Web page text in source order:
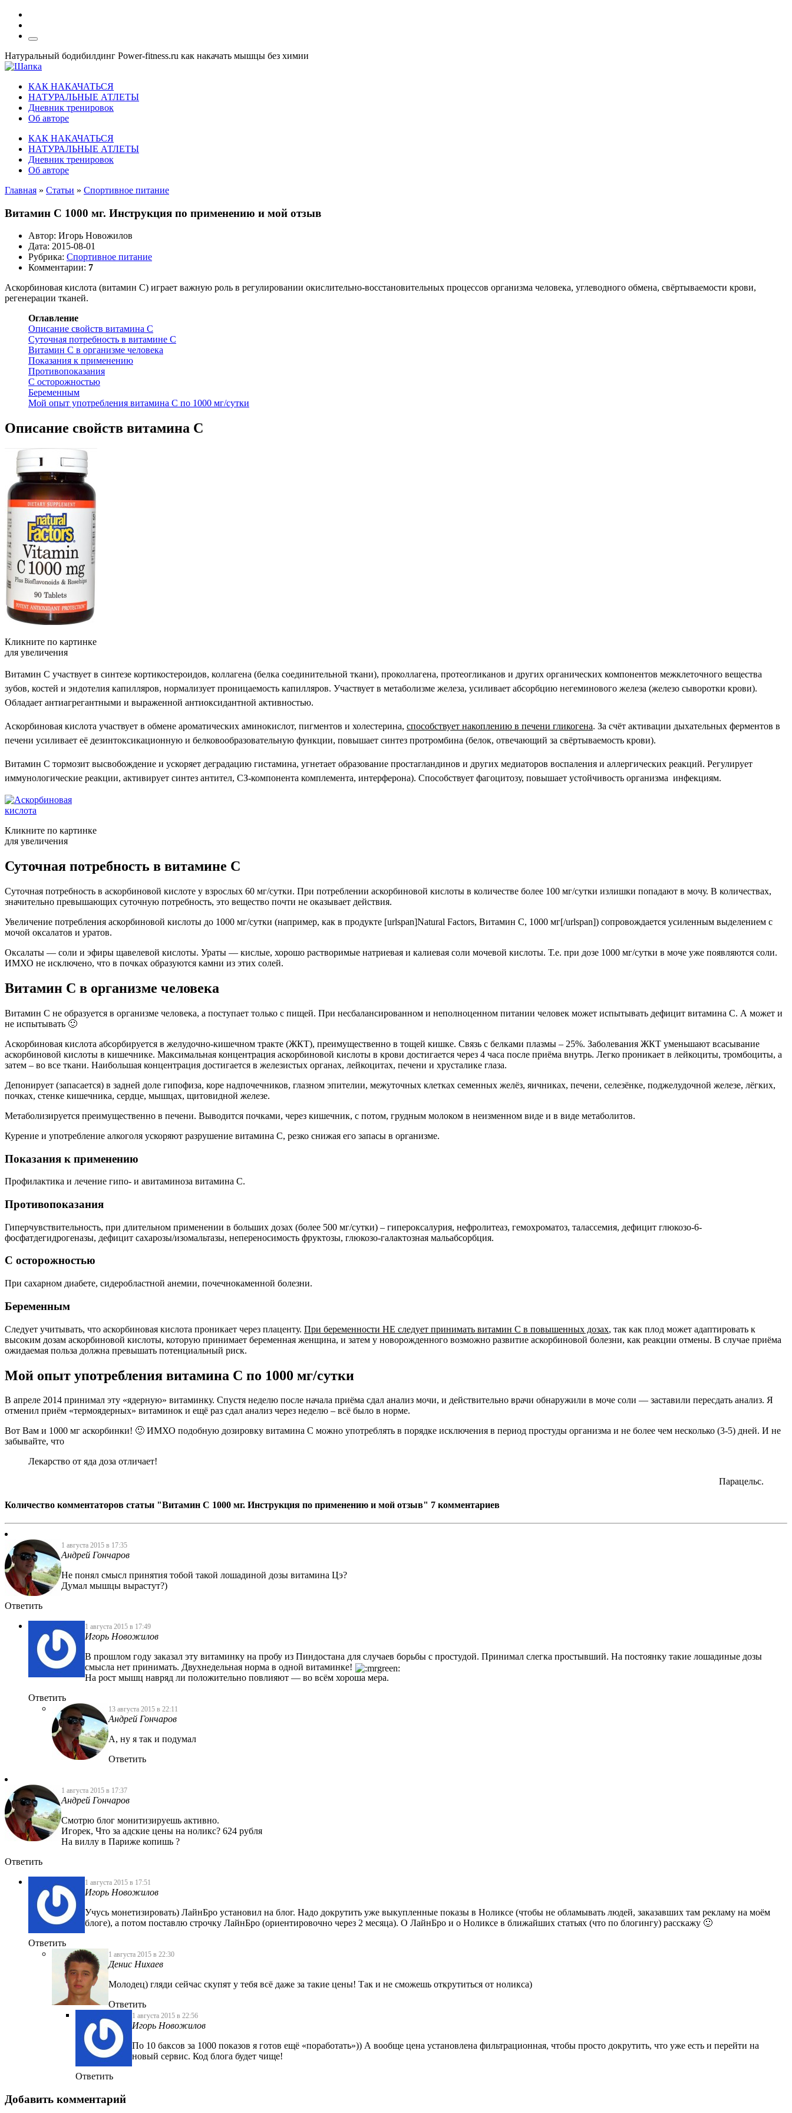
Натуральный бодибилдинг Power-fitness.ru как накачать мышцы без химии
КАК НАКАЧАТЬСЯ
НАТУРАЛЬНЫЕ АТЛЕТЫ
Дневник тренировок
Об авторе
КАК НАКАЧАТЬСЯ
НАТУРАЛЬНЫЕ АТЛЕТЫ
Дневник тренировок
Об авторе
Главная » Статьи » Спортивное питание
Витамин С 1000 мг. Инструкция по применению и мой отзыв
Автор: Игорь Новожилов
Дата: 2015-08-01
Рубрика: Спортивное питание
Комментарии: 7
Аскорбиновая кислота (витамин С) играет важную роль в регулировании окислительно-восстановительных процессов организма человека, углеводного обмена, свёртываемости крови,
регенерации тканей.
Оглавление
Описание свойств витамина С
Суточная потребность в витамине С
Витамин С в организме человека
Показания к применению
Противопоказания
С осторожностью
Беременным
Мой опыт употребления витамина С по 1000 мг/сутки
Описание свойств витамина С
Кликните по картинке
для увеличения
Витамин С участвует в синтезе кортикостероидов, коллагена (белка соединительной ткани), проколлагена, протеогликанов и других органических компонентов межклеточного вещества
зубов, костей и эндотелия капилляров, нормализует проницаемость капилляров. Участвует в метаболизме железа, усиливает абсорбцию негеминового железа (железо сыворотки крови).
Обладает антиагрегантными и выраженной антиоксидантной активностью.
Аскорбиновая кислота участвует в обмене ароматических аминокислот, пигментов и холестерина, способствует накоплению в печени гликогена. За счёт активации дыхательных ферментов в
печени усиливает её дезинтоксикационную и белковообразовательную функции, повышает синтез протромбина (белок, отвечающий за свёртываемость крови).
Витамин С тормозит высвобождение и ускоряет деградацию гистамина, угнетает образование простагландинов и других медиаторов воспаления и аллергических реакций. Регулирует
иммунологические реакции, активирует синтез антител, СЗ-компонента комплемента, интерферона). Способствует фагоцитозу, повышает устойчивость организма инфекциям.
Кликните по картинке
для увеличения
Суточная потребность в витамине С
Суточная потребность в аскорбиновой кислоте у взрослых 60 мг/сутки. При потреблении аскорбиновой кислоты в количестве более 100 мг/сутки излишки попадают в мочу. В количествах,
значительно превышающих суточную потребность, это вещество почти не оказывает действия.
Увеличение потребления аскорбиновой кислоты до 1000 мг/сутки (например, как в продукте [urlspan]Natural Factors, Витамин C, 1000 мг[/urlspan]) сопровождается усиленным выделением с
мочой оксалатов и уратов.
Оксалаты — соли и эфиры щавелевой кислоты. Ураты — кислые, хорошо растворимые натриевая и калиевая соли мочевой кислоты. Т.е. при дозе 1000 мг/сутки в моче уже появляются соли.
ИМХО не исключено, что в почках образуются камни из этих солей.
Витамин С в организме человека
Витамин С не образуется в организме человека, а поступает только с пищей. При несбалансированном и неполноценном питании человек может испытывать дефицит витамина С. А может и
не испытывать 🙂
Аскорбиновая кислота абсорбируется в желудочно-кишечном тракте (ЖКТ), преимущественно в тощей кишке. Связь с белками плазмы – 25%. Заболевания ЖКТ уменьшают всасывание
аскорбиновой кислоты в кишечнике. Максимальная концентрация аскорбиновой кислоты в крови достигается через 4 часа после приёма внутрь. Легко проникает в лейкоциты, тромбоциты, а
затем – во все ткани. Наибольшая концентрация достигается в железистых органах, лейкоцитах, печени и хрусталике глаза.
Депонирует (запасается) в задней доле гипофиза, коре надпочечников, глазном эпителии, межуточных клетках семенных желёз, яичниках, печени, селезёнке, поджелудочной железе, лёгких,
почках, стенке кишечника, сердце, мышцах, щитовидной железе.
Метаболизируется преимущественно в печени. Выводится почками, через кишечник, с потом, грудным молоком в неизменном виде и в виде метаболитов.
Курение и употребление алкоголя ускоряют разрушение витамина С, резко снижая его запасы в организме.
Показания к применению
Профилактика и лечение гипо- и авитаминоза витамина С.
Противопоказания
Гиперчувствительность, при длительном применении в больших дозах (более 500 мг/сутки) – гипероксалурия, нефролитеаз, гемохроматоз, талассемия, дефицит глюкозо-6-
фосфатдегидрогеназы, дефицит сахарозы/изомальтазы, непереносимость фруктозы, глюкозо-галактозная мальабсорбция.
С осторожностью
При сахарном диабете, сидеробластной анемии, почечнокаменной болезни.
Беременным
Следует учитывать, что аскорбиновая кислота проникает через плаценту. При беременности НЕ следует принимать витамин С в повышенных дозах, так как плод может адаптировать к
высоким дозам аскорбиновой кислоты, которую принимает беременная женщина, и затем у новорожденного возможно развитие аскорбиновой болезни, как реакции отмены. В случае приёма
ожидаемая польза должна превышать потенциальный риск.
Мой опыт употребления витамина С по 1000 мг/сутки
В апреле 2014 принимал эту «ядерную» витаминку. Спустя неделю после начала приёма сдал анализ мочи, и действительно врачи обнаружили в моче соли — заставили пересдать анализ. Я
отменил приём «термоядерных» витаминок и ещё раз сдал анализ через неделю – всё было в норме.
Вот Вам и 1000 мг аскорбинки! 🙂 ИМХО подобную дозировку витамина С можно употреблять в порядке исключения в период простуды организма и не более чем несколько (3-5) дней. И не
забывайте, что
Лекарство от яда доза отличает!
Парацельс.
Количество комментаторов статьи "Витамин С 1000 мг. Инструкция по применению и мой отзыв" 7 комментариев
1 августа 2015 в 17:35
Андрей Гончаров
Не понял смысл принятия тобой такой лошадиной дозы витамина Цэ?
Думал мышцы вырастут?)
Ответить
1 августа 2015 в 17:49
Игорь Новожилов
В прошлом году заказал эту витаминку на пробу из Пиндостана для случаев борьбы с простудой. Принимал слегка простывший. На постоянку такие лошадиные дозы
смысла нет принимать. Двухнедельная норма в одной витаминке!
На рост мышц навряд ли положительно повлияют — во всём хороша мера.
Ответить
13 августа 2015 в 22:11
Андрей Гончаров
А, ну я так и подумал
Ответить
1 августа 2015 в 17:37
Андрей Гончаров
Смотрю блог монитизируешь активно.
Игорек, Что за адские цены на ноликс? 624 рубля
На виллу в Париже копишь ?
Ответить
1 августа 2015 в 17:51
Игорь Новожилов
Учусь монетизировать) ЛайнБро установил на блог. Надо докрутить уже выкупленные показы в Ноликсе (чтобы не обламывать людей, заказавших там рекламу на моём
блоге), а потом поставлю строчку ЛайнБро (ориентировочно через 2 месяца). О ЛайнБро и о Ноликсе в ближайших статьях (что по блогингу) расскажу 🙂
Ответить
1 августа 2015 в 22:30
Денис Нихаев
Молодец) гляди сейчас скупят у тебя всё даже за такие цены! Так и не сможешь открутиться от ноликса)
Ответить
1 августа 2015 в 22:56
Игорь Новожилов
По 10 баксов за 1000 показов я готов ещё «поработать»)) А вообще цена установлена фильтрационная, чтобы просто докрутить, что уже есть и перейти на
новый сервис. Код блога будет чище!
Ответить
Добавить комментарий